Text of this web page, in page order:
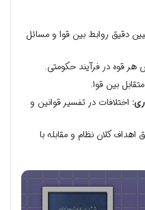
دقیق روابط بین قوا و مسائل
هر قوه در فرآیند حکومتی.
بین قوا.
اختلافات در تفسیر قوانین و
اهداف کلان نظام و مقابله با